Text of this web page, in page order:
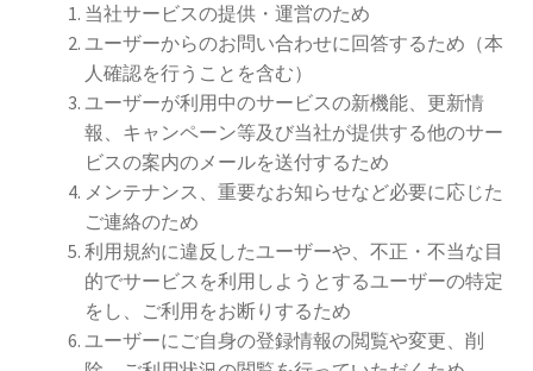
当社サービスの提供・運営のため
ユーザーからのお問い合わせに回答するため（本
人確認を行うことを含む）
ユーザーが利用中のサービスの新機能、更新情
報、キャンペーン等及び当社が提供する他のサー
ビスの案内のメールを送付するため
メンテナンス、重要なお知らせなど必要に応じた
ご連絡のため
利用規約に違反したユーザーや、不正・不当な目
的でサービスを利用しようとするユーザーの特定
をし、ご利用をお断りするため
ユーザーにご自身の登録情報の閲覧や変更、削